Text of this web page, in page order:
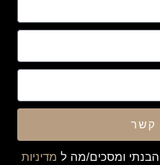
ומסכים/מה ל מדיניות
קשר